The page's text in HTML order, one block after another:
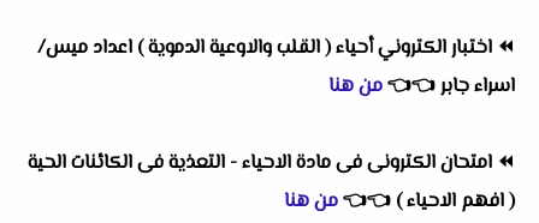
⏪ اختبار الكتروني أحياء ( القلب والاوعية الدموية ) اعداد ميس/
اسراء جابر👈
👈من هنا
⏪ امتحان الكترونى فى مادة الاحياء - التعذية فى الكائنات الحية
( افهم الاحياء ) 👈
👈من هنا